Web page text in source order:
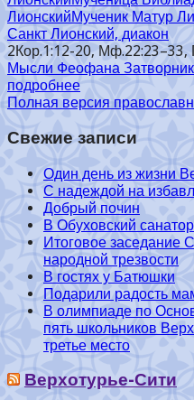
ЛионскийМученик Матур
Санкт Лионский, диакон
2Кор.1:12-20, Мф.22:23–33,
Мысли Феофана
подробнее
Полная версия
Свежие записи
Один день из жизни
С надеждой на
Добрый почин
В Обуховский
Итоговое заседание
народной трезвости
В гостях у Батюшки
Подарили радость
В олимпиаде по
пять школьников
третье место
Верхотурье-Сити